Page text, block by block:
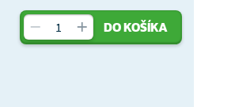
DO KOŠÍKA